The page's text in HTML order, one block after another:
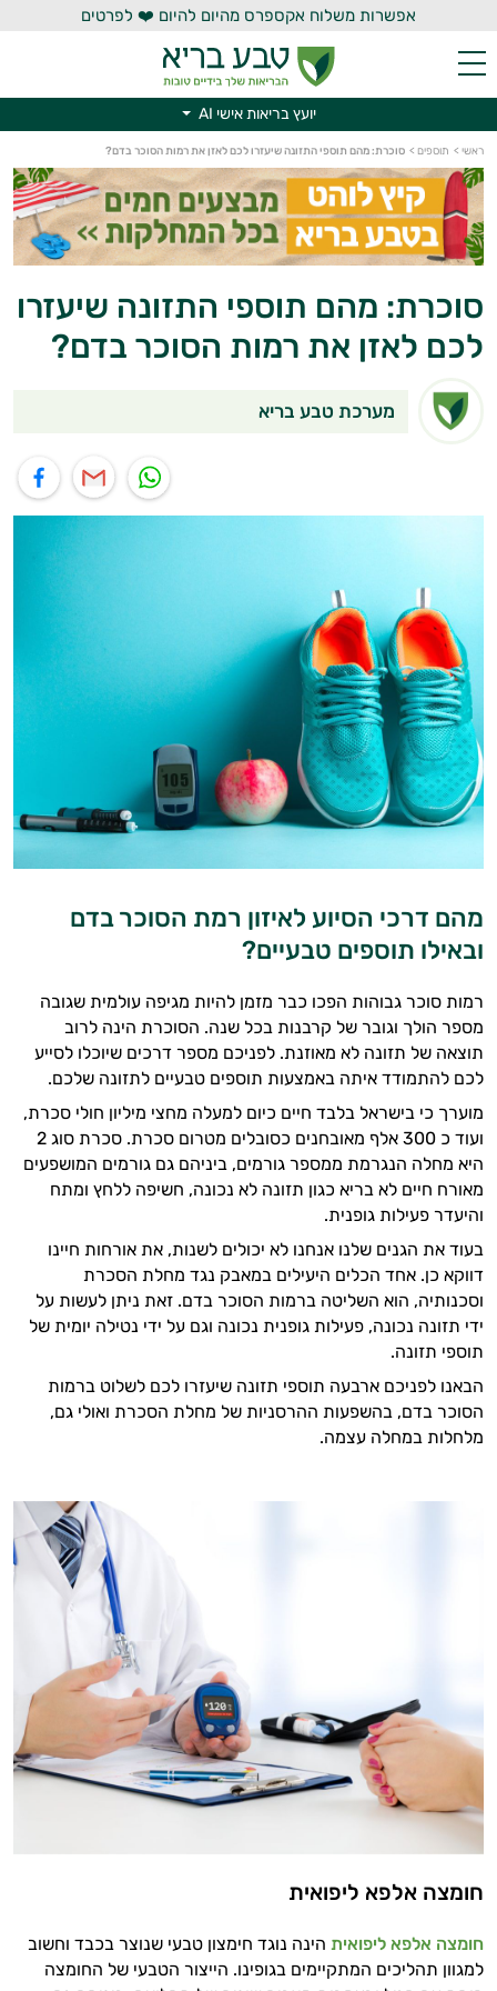
אפשרות משלוח אקספרס מהיום להיום ❤️ לפרטים
יועץ בריאות אישי AI
ראשי > תוספים > סוכרת: מהם תוספי התזונה שיעזרו לכם לאזן את רמות הסוכר בדם?
סוכרת: מהם תוספי התזונה שיעזרו
לכם לאזן את רמות הסוכר בדם?
מערכת טבע בריא
מהם דרכי הסיוע לאיזון רמת הסוכר בדם
ובאילו תוספים טבעיים?
רמות סוכר גבוהות הפכו כבר מזמן להיות מגיפה עולמית שגובה
מספר הולך וגובר של קרבנות בכל שנה. הסוכרת הינה לרוב
תוצאה של תזונה לא מאוזנת. לפניכם מספר דרכים שיוכלו לסייע
לכם להתמודד איתה באמצעות תוספים טבעיים לתזונה שלכם.
מוערך כי בישראל בלבד חיים כיום למעלה מחצי מיליון חולי סכרת,
ועוד כ 300 אלף מאובחנים כסובלים מטרום סכרת. סכרת סוג 2
היא מחלה הנגרמת ממספר גורמים, ביניהם גם גורמים המושפעים
מאורח חיים לא בריא כגון תזונה לא נכונה, חשיפה ללחץ ומתח
והיעדר פעילות גופנית.
בעוד את הגנים שלנו אנחנו לא יכולים לשנות, את אורחות חיינו
דווקא כן. אחד הכלים היעילים במאבק נגד מחלת הסכרת
וסכנותיה, הוא השליטה ברמות הסוכר בדם. זאת ניתן לעשות על
ידי תזונה נכונה, פעילות גופנית נכונה וגם על ידי נטילה יומית של
תוספי תזונה.
הבאנו לפניכם ארבעה תוספי תזונה שיעזרו לכם לשלוט ברמות
הסוכר בדם, בהשפעות ההרסניות של מחלת הסכרת ואולי גם,
מלחלות במחלה עצמה.
חומצה אלפא ליפואית
חומצה אלפא ליפואית הינה נוגד חימצון טבעי שנוצר בכבד וחשוב
למגוון תהליכים המתקיימים בגופינו. הייצור הטבעי של החומצה
יועץ בריאות אישי AI